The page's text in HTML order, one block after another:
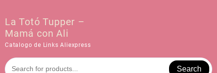
La Totó Tupper –
Mamá con Ali
Catalogo de Links Aliexpress
Search